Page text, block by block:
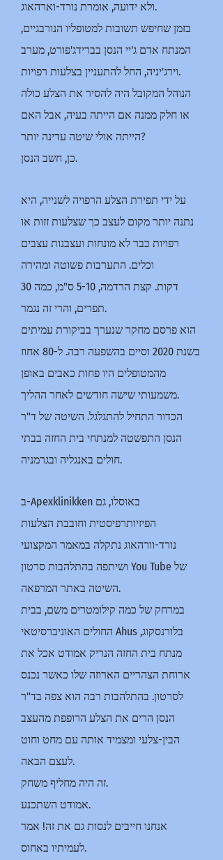
ולא ידועה, אומרת נורד-וארהאוג.
בזמן שחיפש תשובות למטופליו הנורבגיים,
המנתח אדם ג'יי הנסן בברידג'פורט, מערב
וירג'יניה, החל להתעניין בצלעות רפויות.
הנוהל המקובל היה להסיר את הצלע כולה
או חלק ממנה אם הייתה בעיה, אבל האם
הייתה אולי שיטה עדינה יותר?
כן, חשב הנסן.
על ידי תפירת הצלע הרפויה לשנייה, היא
נתנה יותר מקום לעצב כך שצלעות זזות או
רפויות כבר לא מונחות ועצבנות עצבים
וכלים. התערבות פשוטה ומהירה
30 דקות. קצת הרדמה, 5-10 ס"מ, כמה
תפרים, והרי זה נגמר.
הוא פרסם מחקר שנערך בביקורת עמיתים
בשנת 2020 וסיים בהשפעה רבה. ל-80 אחוז
מהמטופלים היו פחות כאבים באופן
משמעותי שישה חודשים לאחר ההליך.
הכדור התחיל להתגלגל. השיטה של ד"ר
הנסן התפשטה למנתחי בית החזה בבתי
חולים באנגליה ובגרמניה.
ב-Apexklinikken באוסלו, גם
הפיזיותרפיסטית וחובבת הצלעות
נורד-וורהאוג נתקלה במאמר המקצועי
ושיתפה בהתלהבות סרטון You Tube של
השיטה באתר המרפאה.
במרחק של כמה קילומטרים משם, בבית
החולים האוניברסיטאי Ahus בלורנסקוג,
מנתח בית החזה הנריק אמודט אכל את
ארוחת הצהריים הארוזה שלו כאשר נכנס
לסרטון. בהתלהבות רבה הוא צפה בד"ר
הנסן הרים את הצלע הרופפת מהעצב
הבין-צלעי ומצמיד אותה עם מחט וחוט
לעצם הבאה.
זה היה מחליף משחק.
אמודט השתכנע.
אנחנו חייבים לנסות גם את זה! אמר
לעמיתיו באחוס.